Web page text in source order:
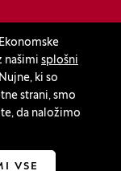
našimi splošni
ki so
strani, smo
da naložimo
VSE
oknu)